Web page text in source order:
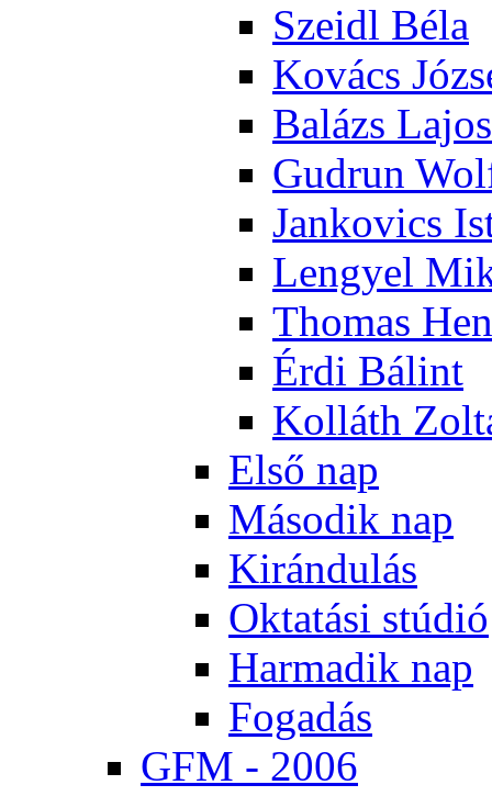
Szeidl Bé­la
Ko­vács
Ba­lázs La­jos
Gud­run
Jan­ko­vics
Len­gyel
Tho­mas
Ér­di Bá­lint
Kol­láth
El­ső nap
Má­so­dik nap
Ki­rán­du­lás
Ok­ta­tá­si stú­dió
Har­ma­dik nap
Fo­ga­dás
GFM - 2006